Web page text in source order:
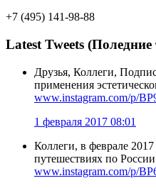
+7 (495) 141-98-88
Latest Tweets
Друзья, Коллеги,
применения
www.instagram.com/p/
1 февраля 2017 08:01
Коллеги, в феврале
путешествиях по
www.instagram.com/p/